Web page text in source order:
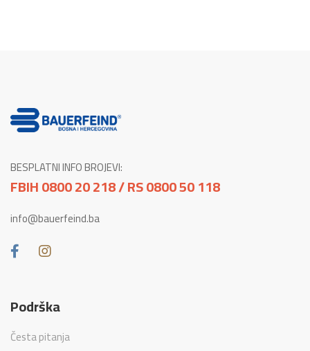
BESPLATNI INFO BROJEVI:
FBIH 0800 20 218 / RS 0800 50 118
info@bauerfeind.ba
Podrška
Česta pitanja